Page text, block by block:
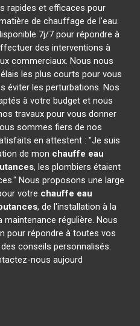
rapides et efficaces pour
de chauffage de l'eau.
7j/7 pour répondre à
des interventions à
commerciaux. Nous nous
les plus courts pour vous
éviter les perturbations. Nos
à votre budget et nous
travaux pour vous donner
sommes fiers de nos
en attestent : "Je suis
de mon chauffe eau
, les plombiers étaient
Nous proposons une large
votre chauffe eau
, de l'installation à la
régulière. Nous
pour répondre à toutes vos
conseils personnalisés.
nous aujourd